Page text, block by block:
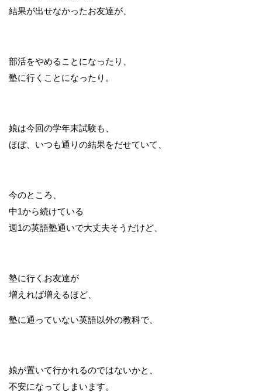
結果が出せなかったお友達が、
部活をやめることになったり、
塾に行くことになったり。
娘は今回の学年末試験も、
ほぼ、いつも通りの結果をだせていて、
今のところ、
中1から続けている
週1の英語塾通いで大丈夫そうだけど、
塾に行くお友達が
増えれば増えるほど、
塾に通っていない英語以外の教科で、
娘が置いて行かれるのではないかと、
不安になってしまいます。